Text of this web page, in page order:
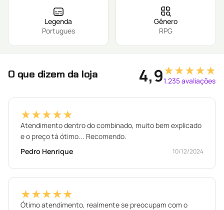
Legenda
Portugues
Gênero
RPG
O que dizem da loja 4,9★★★★★
1.235 avaliações
★★★★★
Atendimento dentro do combinado, muito bem explicado
e o preço tá ótimo... Recomendo.
Pedro Henrique
10/12/2024
★★★★★
Ótimo atendimento, realmente se preocupam com o